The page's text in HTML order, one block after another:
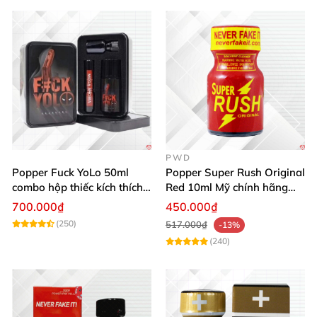
Popper Fuck YoLo 50ml
combo hộp thiếc kích thích
Top Bot hiệu quả
700.000₫
(250)
PWD
Popper Super Rush Original
Red 10ml Mỹ chính hãng
tăng khoái cảm cực mạnh
450.000₫
517.000₫
-13%
(240)